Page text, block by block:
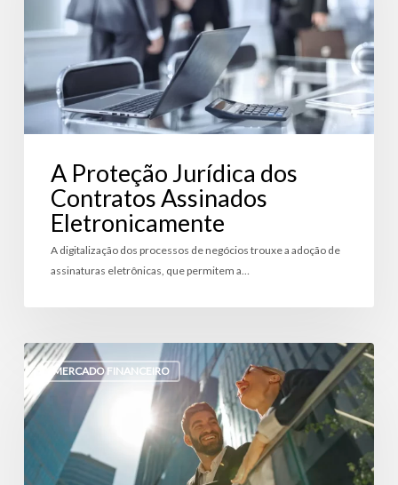
Assinados
Eletronicamente
A Proteção Jurídica dos
Contratos Assinados
Eletronicamente
A digitalização dos processos de negócios trouxe a adoção de
assinaturas eletrônicas, que permitem a…
MERCADO FINANCEIRO
Securitização
de
Títulos
Financeiros:
Diversificação
Inteligente
para